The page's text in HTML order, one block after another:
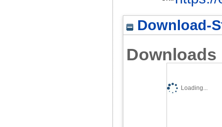
Download-
Downloads
Loading...